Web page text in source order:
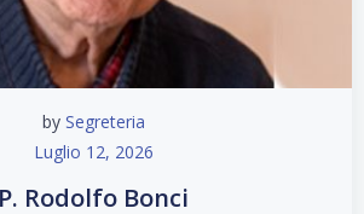
by Segreteria
Luglio 12, 2026
P. Rodolfo Bonci